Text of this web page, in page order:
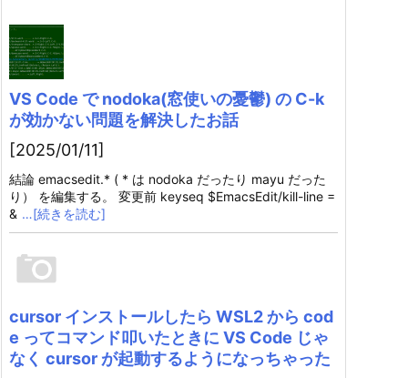
VS Code で nodoka(窓使いの憂鬱) の C-k
が効かない問題を解決したお話
[2025/01/11]
結論 emacsedit.* ( * は nodoka だったり mayu だった
り） を編集する。 変更前 keyseq $EmacsEdit/kill-line =
& …[続きを読む]
cursor インストールしたら WSL2 から cod
e ってコマンド叩いたときに VS Code じゃ
なく cursor が起動するようになっちゃった